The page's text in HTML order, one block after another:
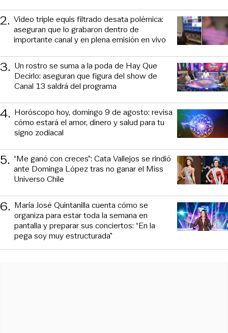
2. Video triple equis filtrado desata polémica:
aseguran que lo grabaron dentro de
importante canal y en plena emisión en vivo
3. Un rostro se suma a la poda de Hay Que
Decirlo: aseguran que figura del show de
Canal 13 saldrá del programa
4. Horóscopo hoy, domingo 9 de agosto: revisa
cómo estará el amor, dinero y salud para tu
signo zodiacal
5. “Me ganó con creces”: Cata Vallejos se rindió
ante Dominga López tras no ganar el Miss
Universo Chile
6. María José Quintanilla cuenta cómo se
organiza para estar toda la semana en
pantalla y preparar sus conciertos: “En la
pega soy muy estructurada”